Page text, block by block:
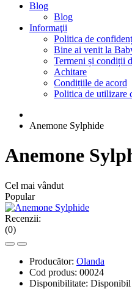
Blog
Blog
Informaţii
Politica de
Bine ai venit la
Termeni și condiții
Achitare
Condițiile de acord
Politica de utilizare
Anemone Sylphide
Anemone
Cel mai vândut
Popular
Recenzii:
(0)
Producător: Olanda
Cod produs: 00024
Disponibilitate: Disponibil